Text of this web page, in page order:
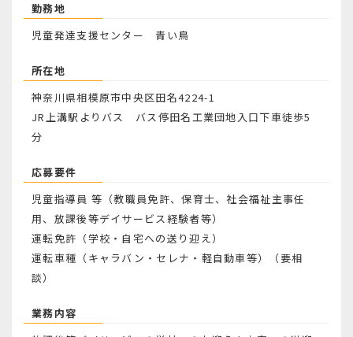
勤務地
児童発達支援センター 青い鳥
所在地
神奈川県相模原市中央区田名4224-1
JR上溝駅よりバス バス停田名工業団地入口下車徒歩5
分
応募要件
児童指導員 等（教職員免許、保育士、社会福祉主事任
用、放課後等デイサービス経験者等）
運転免許（学校・自宅への送り迎え）
運転車種（キャラバン・セレナ・軽自動車等）（要相
談）
業務内容